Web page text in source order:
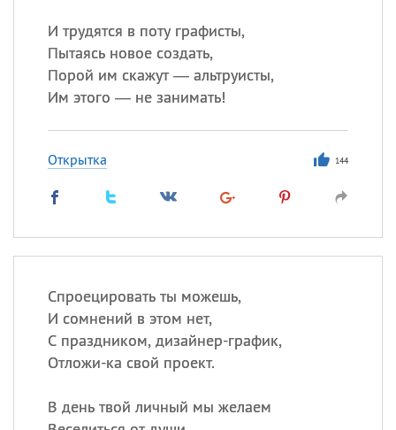
И трудятся в поту графисты,
Пытаясь новое создать,
Порой им скажут — альтруисты,
Им этого — не занимать!
Открытка 144
Спроецировать ты можешь,
И сомнений в этом нет,
С праздником, дизайнер-график,
Отложи-ка свой проект.
В день твой личный мы желаем